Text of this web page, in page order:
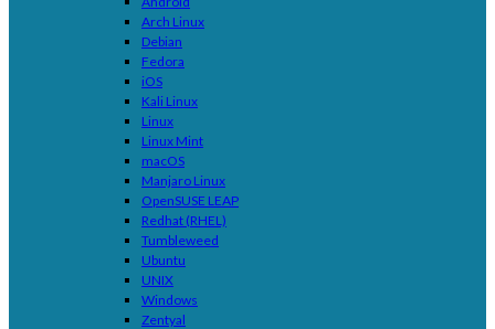
Arch Linux
Debian
Fedora
iOS
Kali Linux
Linux
Linux Mint
macOS
Manjaro Linux
OpenSUSE LEAP
Redhat (RHEL)
Tumbleweed
Ubuntu
UNIX
Windows
Zentyal